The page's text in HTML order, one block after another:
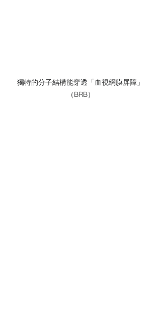
獨特的分子結構能穿透「血視網膜屏障」
（BRB）